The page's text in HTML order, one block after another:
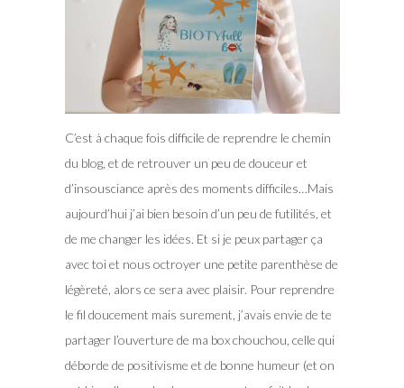
C’est à chaque fois difficile de reprendre le chemin
du blog, et de retrouver un peu de douceur et
d’insousciance après des moments difficiles…Mais
aujourd’hui j’ai bien besoin d’un peu de futilités, et
de me changer les idées. Et si je peux partager ça
avec toi et nous octroyer une petite parenthèse de
légèreté, alors ce sera avec plaisir. Pour reprendre
le fil doucement mais surement, j’avais envie de te
partager l’ouverture de ma box chouchou, celle qui
déborde de positivisme et de bonne humeur (et on